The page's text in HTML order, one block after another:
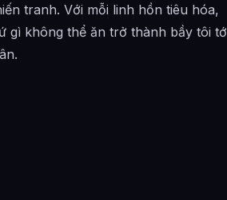
tranh. Với mỗi linh hồn tiêu hóa,
gì không thể ăn trở thành bầy tôi tớ